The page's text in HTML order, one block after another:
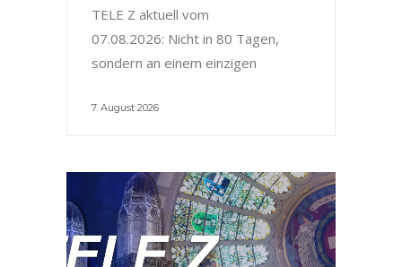
TELE Z aktuell vom
07.08.2026: Nicht in 80 Tagen,
sondern an einem einzigen
7. August 2026